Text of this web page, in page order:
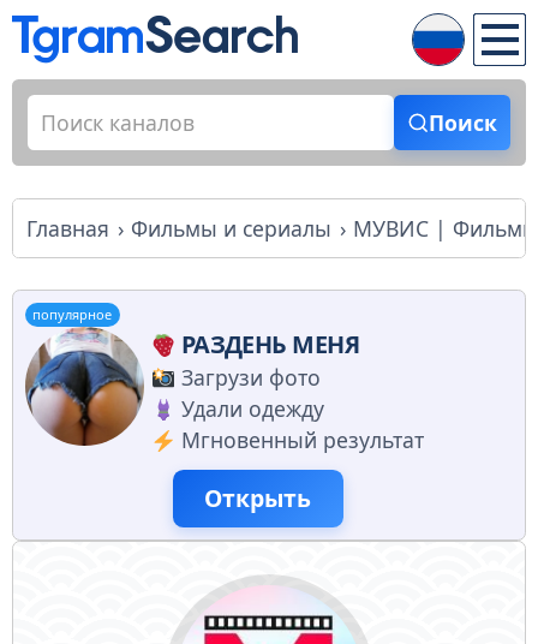
Поиск
Главная Фильмы и сериалы МУВИС | Фильмы
популярное
РАЗДЕНЬ МЕНЯ
Загрузи фото
Удали одежду
Мгновенный результат
Открыть